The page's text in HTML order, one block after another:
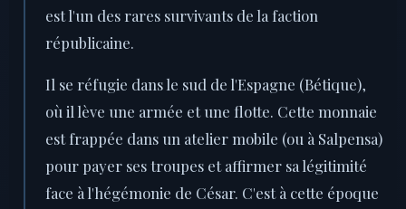
est l'un des rares survivants de la faction
républicaine.
Il se réfugie dans le sud de l'Espagne (Bétique),
où il lève une armée et une flotte. Cette monnaie
est frappée dans un atelier mobile (ou à Salpensa)
pour payer ses troupes et affirmer sa légitimité
face à l'hégémonie de César. C'est à cette époque